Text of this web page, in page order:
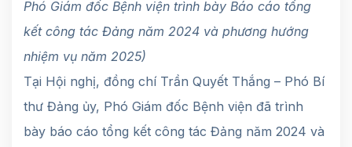
Phó Giám đốc Bệnh viện trình bày Báo cáo tổng
kết công tác Đảng năm 2024 và phương hướng
nhiệm vụ năm 2025)
Tại Hội nghị, đồng chí Trần Quyết Thắng – Phó Bí
thư Đảng ủy, Phó Giám đốc Bệnh viện đã trình
bày báo cáo tổng kết công tác Đảng năm 2024 và